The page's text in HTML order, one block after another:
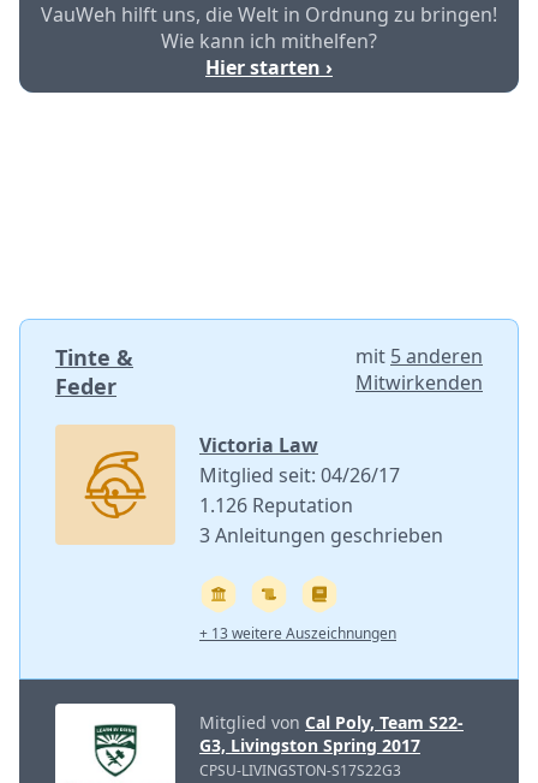
VauWeh hilft uns, die Welt in Ordnung zu bringen!
Wie kann ich mithelfen?
Hier starten ›
Tinte &
Feder
mit 5 anderen
Mitwirkenden
Victoria Law
Mitglied seit: 04/26/17
1.126 Reputation
3 Anleitungen geschrieben
+ 13 weitere Auszeichnungen
Mitglied von Cal Poly, Team S22-
G3, Livingston Spring 2017
CPSU-LIVINGSTON-S17S22G3